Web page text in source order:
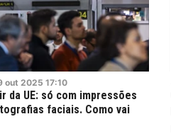
out 2025 17:10
da UE: só com impressões
faciais. Como vai